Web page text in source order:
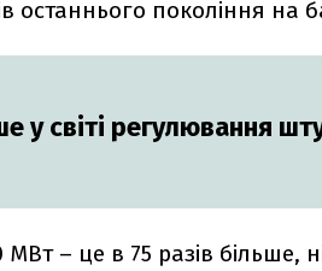
останнього покоління на
світі регулювання
– це в 75 разів більше,